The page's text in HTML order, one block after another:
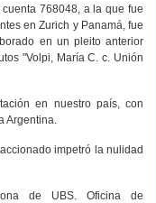
768048, ala que fue
en Zurich y Panamá, fue
en un pleito anterior
"Volpi, María C. c. Unión
en nuestro país, con
Argentina.
impetró la nulidad
de UBS. Oficina de